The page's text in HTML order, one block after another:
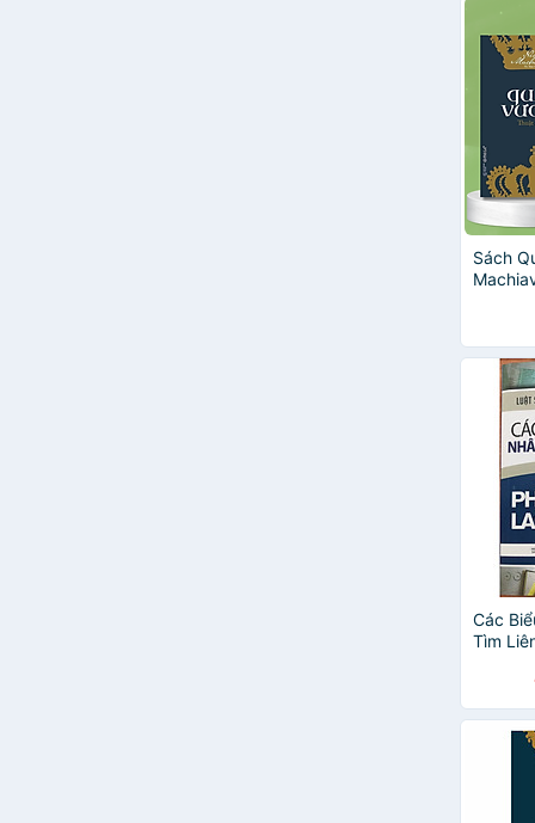
Sách
Các
Tìm